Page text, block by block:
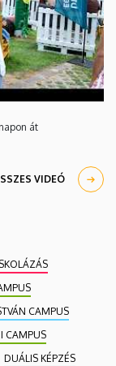
át
VIDEÓ
CAMPUS
CAMPUS
DUÁLIS KÉPZÉS